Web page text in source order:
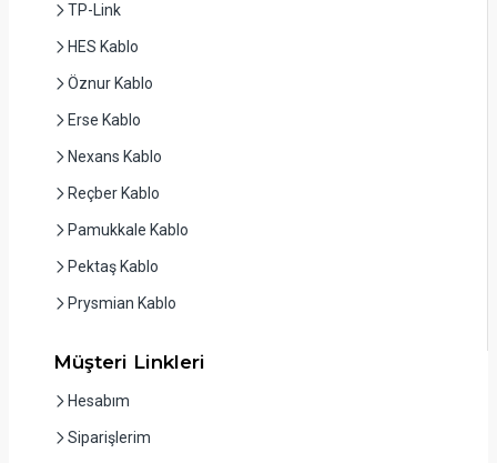
TP-Link
HES Kablo
Öznur Kablo
Erse Kablo
Nexans Kablo
Reçber Kablo
Pamukkale Kablo
Pektaş Kablo
Prysmian Kablo
Müşteri Linkleri
Hesabım
Siparişlerim